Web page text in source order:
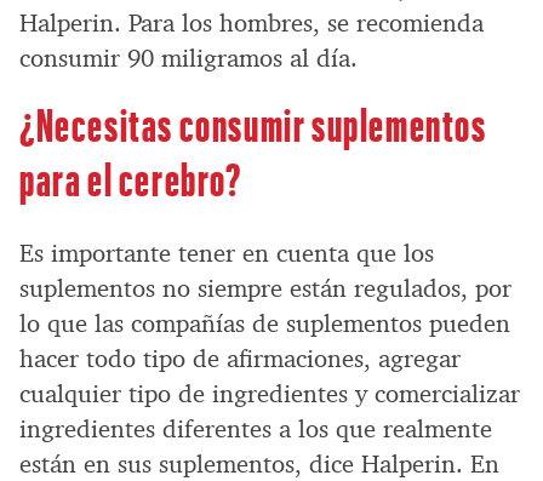
Halperin. Para los hombres, se recomienda
consumir 90 miligramos al día.
¿Necesitas consumir suplementos
para el cerebro?
Es importante tener en cuenta que los
suplementos no siempre están regulados, por
lo que las compañías de suplementos pueden
hacer todo tipo de afirmaciones, agregar
cualquier tipo de ingredientes y comercializar
ingredientes diferentes a los que realmente
están en sus suplementos, dice Halperin. En